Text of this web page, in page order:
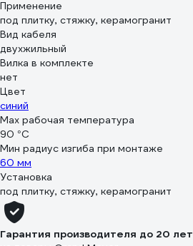
Применение
под плитку, стяжку, керамогранит
Вид кабеля
двухжильный
Вилка в комплекте
нет
Цвет
синий
Max рабочая температура
90 °С
Мин радиус изгиба при монтаже
60 мм
Установка
под плитку, стяжку, керамогранит
Гарантия производителя до 20 лет